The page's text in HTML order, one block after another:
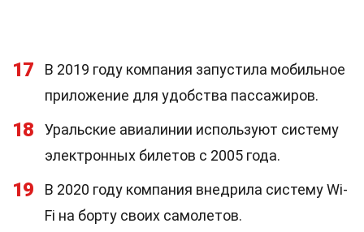
17
В 2019 году компания запустила мобильное
приложение для удобства пассажиров.
18
Уральские авиалинии используют систему
электронных билетов с 2005 года.
19
В 2020 году компания внедрила систему Wi-
Fi на борту своих самолетов.